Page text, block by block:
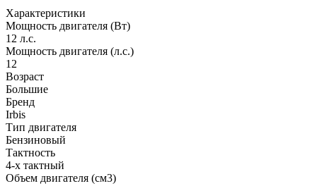
Характеристики
Мощность двигателя (Вт)
12 л.с.
Мощность двигателя (л.с.)
12
Возраст
Большие
Бренд
Irbis
Тип двигателя
Бензиновый
Тактность
4-х тактный
Объем двигателя (см3)